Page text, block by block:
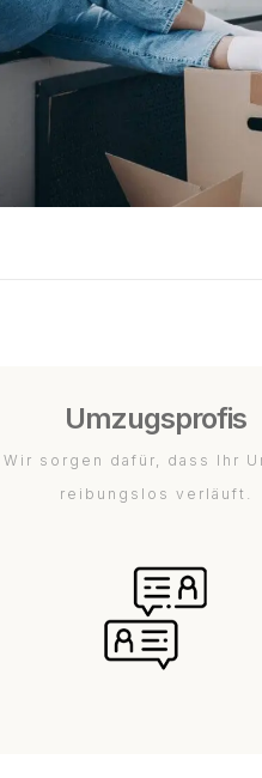
Umzugsprofis
Wir sorgen dafür, dass Ihr
reibungslos verläuft.